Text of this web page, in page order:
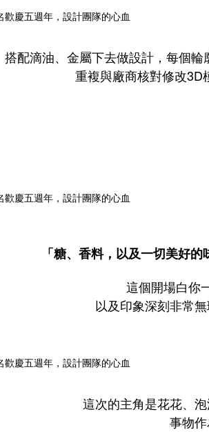
搭配滴油、金屬下去做設計，每個
重複與廠商核對修改3D
「糖、香料，以及一切美好
這個開場白你
以及印象深刻非常
這次的主角是花花、
事物